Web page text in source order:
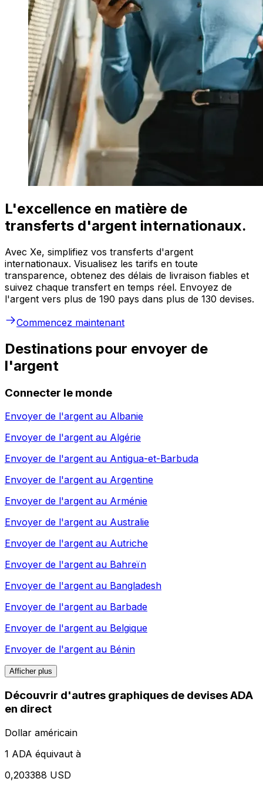
L'excellence en matière de
transferts d'argent internationaux.
Avec Xe, simplifiez vos transferts d'argent
internationaux. Visualisez les tarifs en toute
transparence, obtenez des délais de livraison fiables et
suivez chaque transfert en temps réel. Envoyez de
l'argent vers plus de 190 pays dans plus de 130 devises.
Commencez maintenant
Destinations pour envoyer de
l'argent
Connecter le monde
Envoyer de l'argent au Albanie
Envoyer de l'argent au Algérie
Envoyer de l'argent au Antigua-et-Barbuda
Envoyer de l'argent au Argentine
Envoyer de l'argent au Arménie
Envoyer de l'argent au Australie
Envoyer de l'argent au Autriche
Envoyer de l'argent au Bahreïn
Envoyer de l'argent au Bangladesh
Envoyer de l'argent au Barbade
Envoyer de l'argent au Belgique
Envoyer de l'argent au Bénin
Afficher plus
Découvrir d'autres graphiques de devises ADA
en direct
Dollar américain
1 ADA équivaut à
0,203388 USD